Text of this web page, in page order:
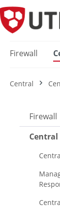
Zur
Firewall
Central
Firewall
Central